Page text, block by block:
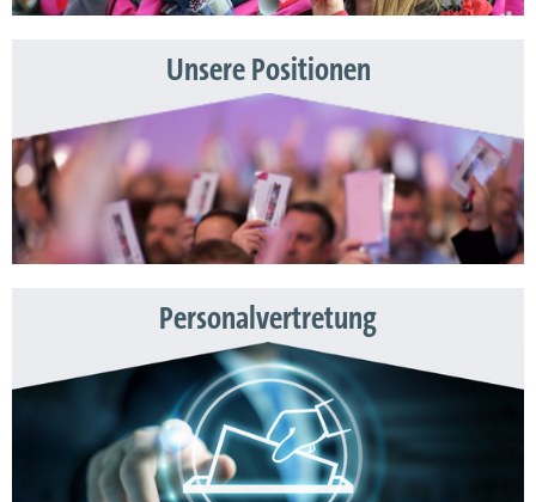
Unsere Positionen
Personalvertretung